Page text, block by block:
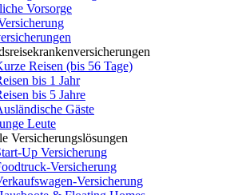
Vorsorge
Reisen (bis 56 Tage)
bis 1 Jahr
bis 5 Jahre
Gäste
Leute
Versicherungslösungen
Up Versicherung
Versicherung
Versicherung